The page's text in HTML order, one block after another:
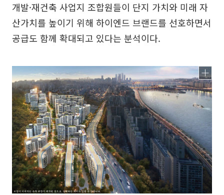
개발·재건축 사업지 조합원들이 단지 가치와 미래 자
산가치를 높이기 위해 하이엔드 브랜드를 선호하면서
공급도 함께 확대되고 있다는 분석이다.